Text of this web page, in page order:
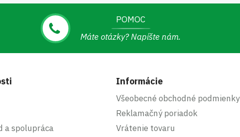
POMOC
Máte otázky? Napíšte nám.
a spolupráca
Informácie
Všeobecné obchodné podmienky
Reklamačný poriadok
Vrátenie tovaru